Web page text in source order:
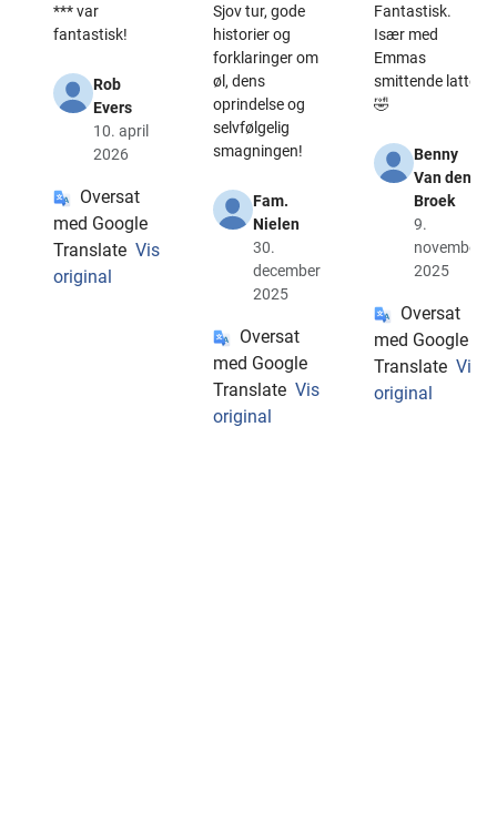
*** var
fantastisk!
Rob
Evers
10. april
2026
Oversat
med Google
Translate Vis
original
Sjov tur, gode
historier og
forklaringer om
øl, dens
oprindelse og
selvfølgelig
smagningen!
Fam.
Nielen
30.
december
2025
Oversat
med Google
Translate Vis
original
Fantastisk.
Især med
Emmas
smittende latter
🤣
Benny
Van den
Broek
9.
november
2025
Oversat
med Google
Translate Vis
original